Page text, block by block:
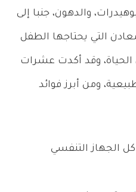
والدهون، جنبا إلى
التي يحتاجها الطفل
الحياة، وقد أكدت عشرات
ومن أبرز فوائد
الجهاز التنفسي